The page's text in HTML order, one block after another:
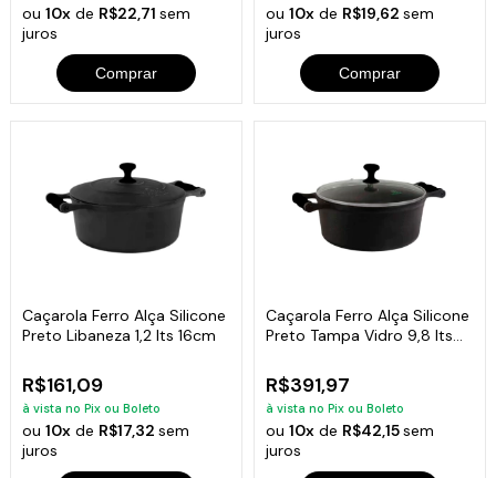
ou10x de R$22,71sem
juros
Comprar
ou 10xde R$19,62 sem
juros
Comprar
Caçarola Ferro Alça Silicone
Preto Libaneza 1,2 lts 16cm
R$161,09
à vista no Pix ou Boleto
ou10x de R$17,32sem
juros
Caçarola Ferro Alça Silicone
Preto Tampa Vidro 9,8 lts
R$391,97
à vista no Pix ou Boleto
ou 10xde R$42,15sem
juros